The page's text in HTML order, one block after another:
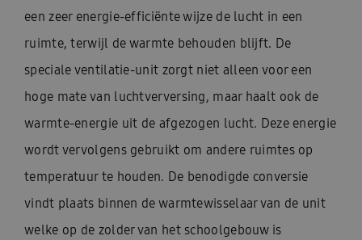
een zeer energie-efficiënte wijze de lucht in een
ruimte, terwijl de warmte behouden blijft. De
speciale ventilatie-unit zorgt niet alleen voor een
hoge mate van luchtverversing, maar haalt ook de
warmte-energie uit de afgezogen lucht. Deze energie
wordt vervolgens gebruikt om andere ruimtes op
temperatuur te houden. De benodigde conversie
vindt plaats binnen de warmtewisselaar van de unit
welke op de zolder van het schoolgebouw is